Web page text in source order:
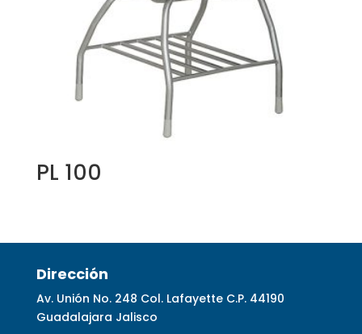
PL 100
Dirección
Av. Unión No. 248 Col. Lafayette C.P. 44190
Guadalajara Jalisco